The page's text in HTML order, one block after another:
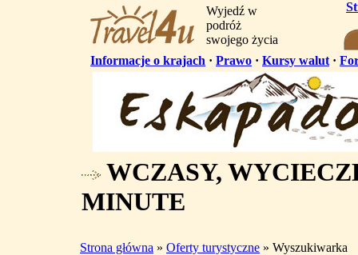
Wyjedź w
podróż
swojego życia
Informacje o krajach · Prawo · Kursy walut ·
WCZASY,
MINUTE
Strona główna » Oferty turystyczne » Wyszukiwarka